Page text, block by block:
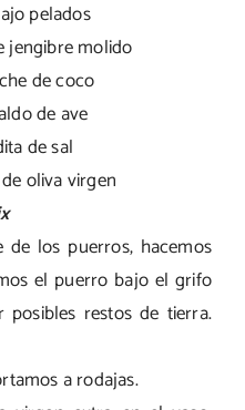
pelados
jengibre molido
de coco
de ave
de sal
oliva virgen
de los puerros, hacemos
el puerro bajo el grifo
restos de tierra.
a rodajas.